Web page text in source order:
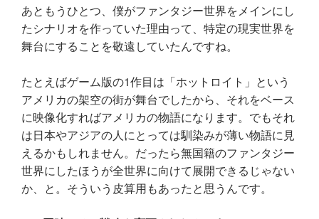
あともうひとつ、僕がファンタジー世界をメインにし
たシナリオを作っていた理由って、特定の現実世界を
舞台にすることを敬遠していたんですね。
たとえばゲーム版の1作目は「ホットロイト」という
アメリカの架空の街が舞台でしたから、それをベース
に映像化すればアメリカの物語になります。でもそれ
は日本やアジアの人にとっては馴染みが薄い物語に見
えるかもしれません。だったら無国籍のファンタジー
世界にしたほうが全世界に向けて展開できるじゃない
か、と。そういう皮算用もあったと思うんです。